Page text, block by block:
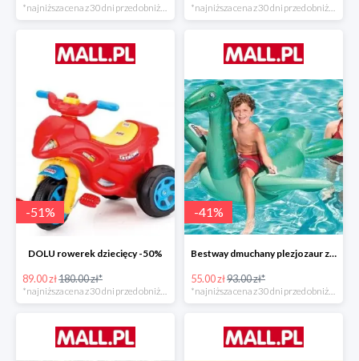
-51%
DOLU rowerek dziecięcy -50%
89.00 zł180.00 zł*
*najniższa cena z 30 dni przed obniżką
-41%
Bestway dmuchany plezjozaur z uchwytami -40%
55.00 zł93.00 zł*
*najniższa cena z 30 dni przed obniżką